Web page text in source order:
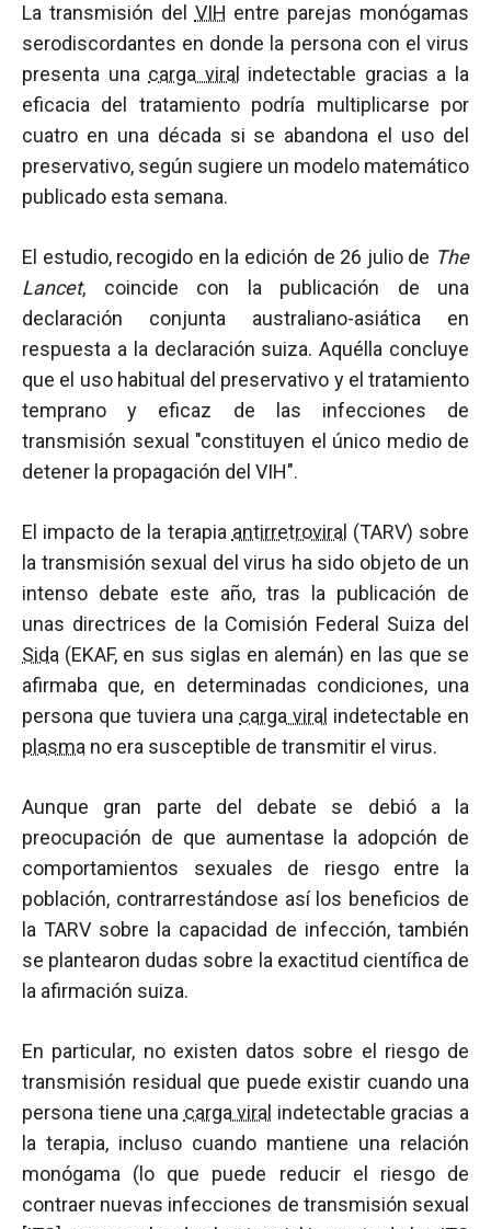
La transmisión del VIH entre parejas monógamas
serodiscordantes en donde la persona con el virus
presenta una carga viral
indetectable gracias a la
eficacia del tratamiento podría multiplicarse por
cuatro en una década si se abandona el uso del
preservativo, según sugiere un modelo matemático
publicado esta semana.
El estudio, recogido en la edición de 26 julio de The
Lancet, coincide con la publicación de una
declaración conjunta australiano-asiática en
respuesta a la declaración suiza. Aquélla concluye
que el uso habitual del preservativo y el tratamiento
temprano y eficaz de las infecciones de
transmisión sexual "constituyen el único medio de
detener la propagación del VIH".
El impacto de la terapia antirretroviral (TARV) sobre
la transmisión sexual del virus ha sido objeto de un
intenso debate este año, tras la publicación de
unas directrices de la Comisión Federal Suiza del
Sida (EKAF, en sus siglas en alemán) en las que se
afirmaba que, en determinadas condiciones, una
persona que tuviera una carga viral indetectable en
plasma no era susceptible de transmitir el virus.
Aunque gran parte del debate se debió a la
preocupación de que aumentase la adopción de
comportamientos sexuales de riesgo entre la
población, contrarrestándose así los beneficios de
la TARV sobre la capacidad de infección, también
se plantearon dudas sobre la exactitud científica de
la afirmación suiza.
En particular, no existen datos sobre el riesgo de
transmisión residual que puede existir cuando una
persona tiene una carga viral indetectable gracias a
la terapia, incluso cuando mantiene una relación
monógama (lo que puede reducir el riesgo de
contraer nuevas infecciones de transmisión sexual